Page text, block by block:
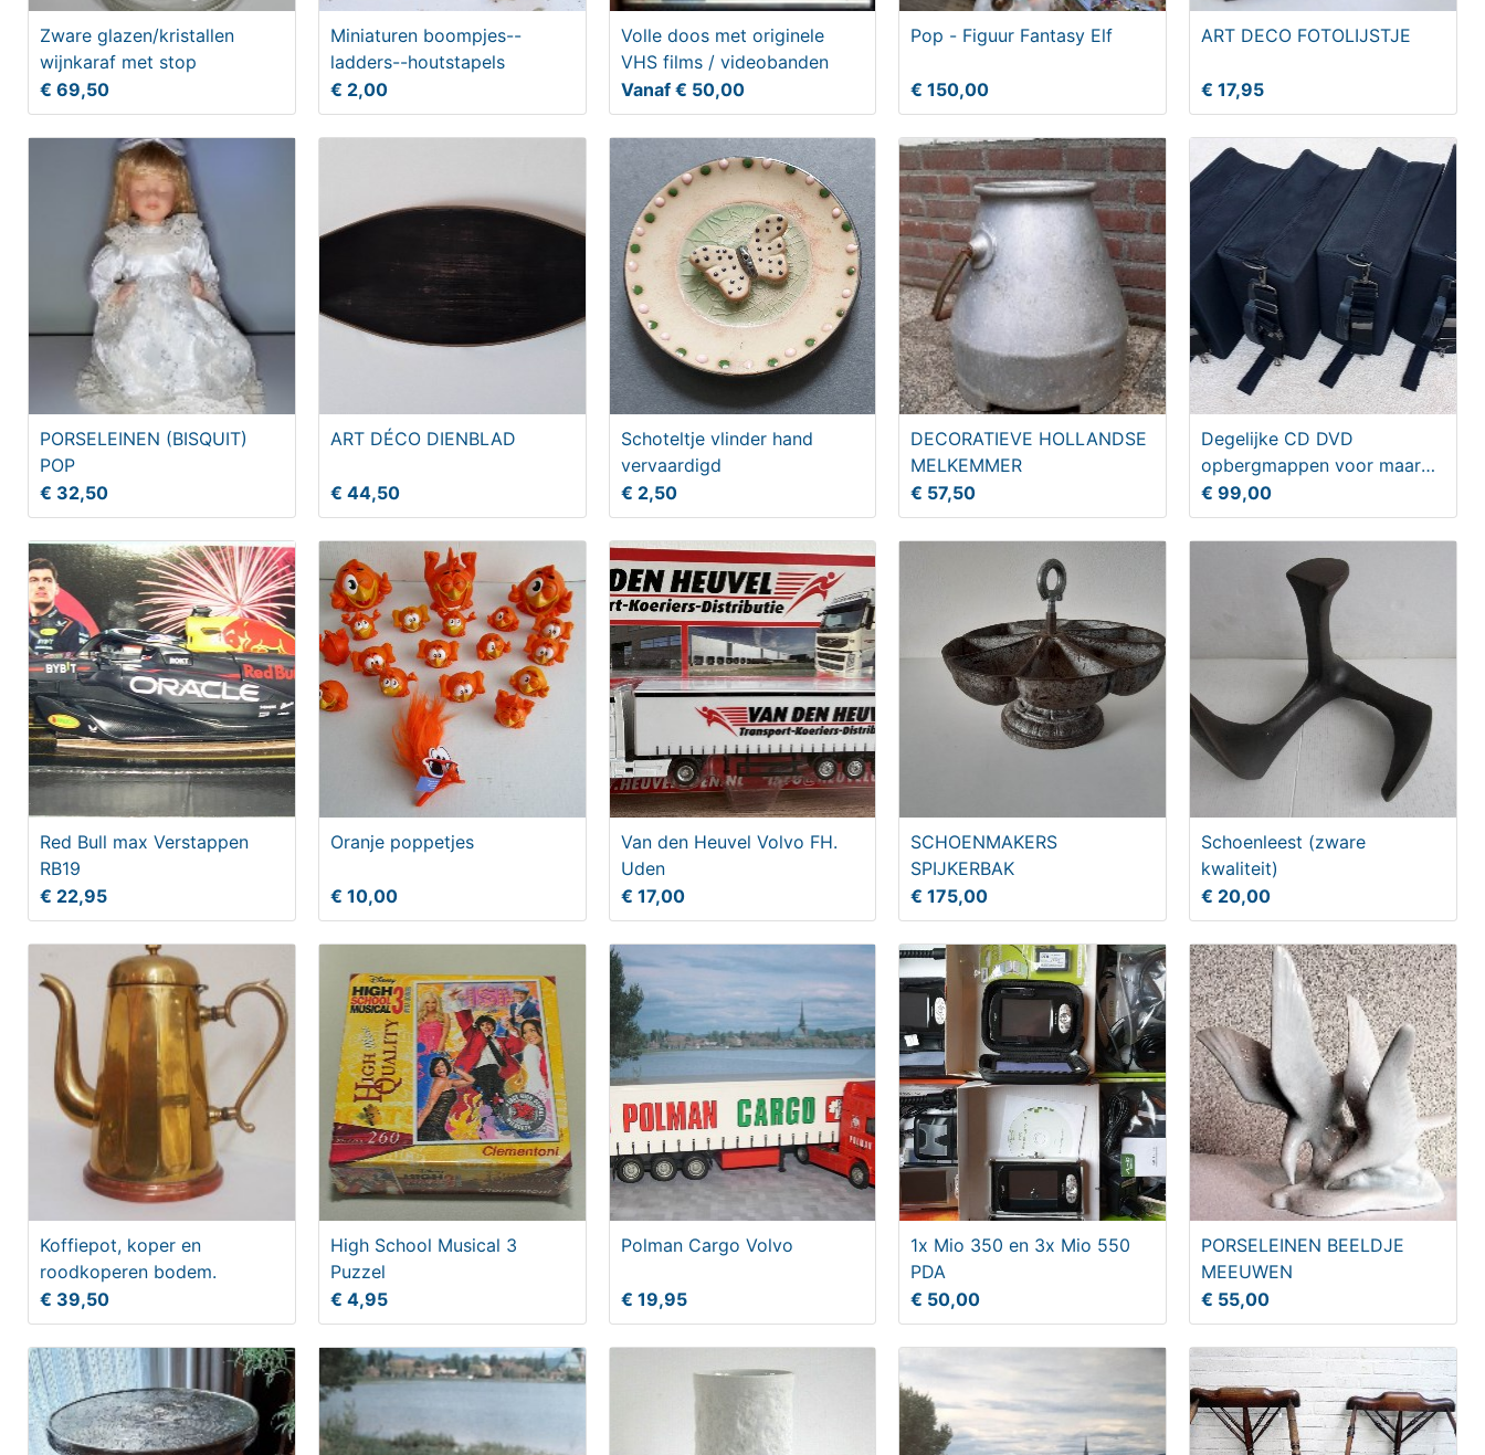
Zware glazen/kristallen
wijnkaraf met stop
€ 69,50
Miniaturen boompjes--
ladders--houtstapels
€ 2,00
Volle doos met originele
VHS films / videobanden
Vanaf € 50,00
Pop - Figuur Fantasy Elf
€ 150,00
ART DECO FOTOLIJSTJE
€ 17,95
PORSELEINEN (BISQUIT)
POP
€ 32,50
ART DÉCO DIENBLAD
€ 44,50
Schoteltje vlinder hand
vervaardigd
€ 2,50
DECORATIEVE HOLLANDSE
MELKEMMER
€ 57,50
Degelijke CD DVD
opbergmappen voor maar
liefst 4x 304 disks
€ 99,00
Red Bull max Verstappen
RB19
€ 22,95
Oranje poppetjes
€ 10,00
Van den Heuvel Volvo FH.
Uden
€ 17,00
SCHOENMAKERS
SPIJKERBAK
€ 175,00
Schoenleest (zware
kwaliteit)
€ 20,00
Koffiepot, koper en
roodkoperen bodem.
€ 39,50
High School Musical 3
Puzzel
€ 4,95
Polman Cargo Volvo
€ 19,95
1x Mio 350 en 3x Mio 550
PDA
€ 50,00
PORSELEINEN BEELDJE
MEEUWEN
€ 55,00